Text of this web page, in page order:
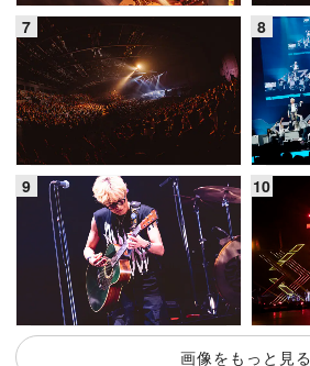
画像をもっと見る